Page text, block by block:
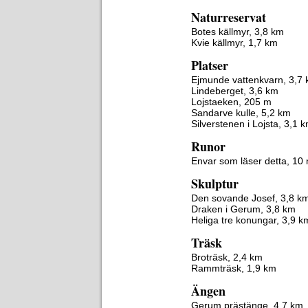
Naturreservat
Botes källmyr, 3,8 km
Kvie källmyr, 1,7 km
Platser
Ejmunde vattenkvarn, 3,7
Lindeberget, 3,6 km
Lojstaeken, 205 m
Sandarve kulle, 5,2 km
Silverstenen i Lojsta, 3,1
Runor
Envar som läser detta, 10
Skulptur
Den sovande Josef, 3,8
Draken i Gerum, 3,8 km
Heliga tre konungar, 3,9
Träsk
Broträsk, 2,4 km
Rammträsk, 1,9 km
Ängen
Gerum prästänge, 4,7 km